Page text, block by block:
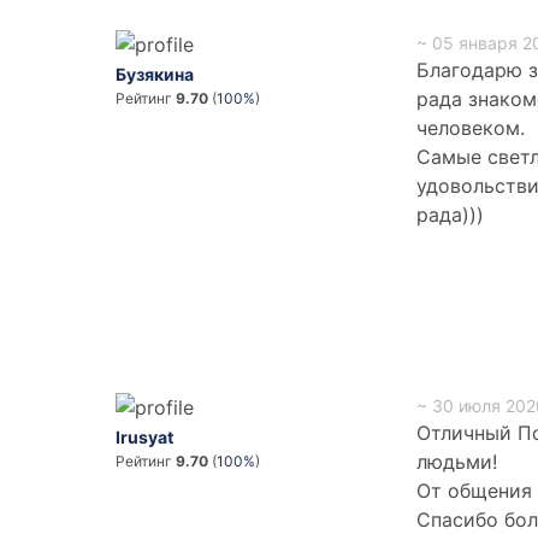
Бузякина
Рейтинг 9.70 (100%)
~ 05 января
Благодарю
рада
человеком.
Самые
рада)))
Irusyat
Рейтинг 9.70 (100%)
~ 30 июля
Отличный
людьми!
От общения
Спасибо